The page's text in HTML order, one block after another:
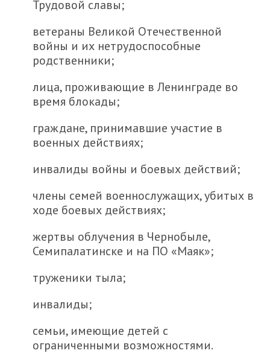
Трудовой славы;
ветераны Великой Отечественной
войны и их нетрудоспособные
родственники;
лица, проживающие в Ленинграде во
время блокады;
граждане, принимавшие участие в
военных действиях;
инвалиды войны и боевых действий;
члены семей военнослужащих, убитых в
ходе боевых действиях;
жертвы облучения в Чернобыле,
Семипалатинске и на ПО «Маяк»;
труженики тыла;
инвалиды;
семьи, имеющие детей с
ограниченными возможностями.